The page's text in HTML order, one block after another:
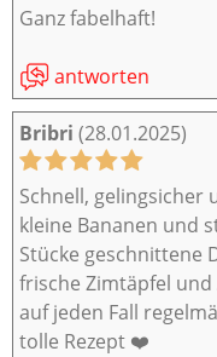
Ganz fabelhaft!
antworten
Bribri (28.01.2025)
Schnell, gelingsicher
kleine Bananen und
Stücke geschnittene
frische Zimtäpfel
auf jeden Fall
tolle Rezept ❤️